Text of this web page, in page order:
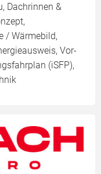
Dachrinnen &
/ Wärmebild,
Vor-
(iSFP),